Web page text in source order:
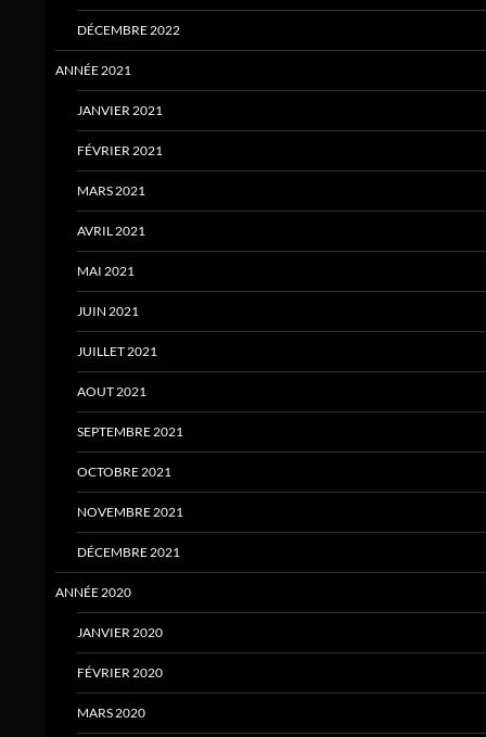
DÉCEMBRE 2022
ANNÉE 2021
JANVIER 2021
FÉVRIER 2021
MARS 2021
AVRIL 2021
MAI 2021
JUIN 2021
JUILLET 2021
AOUT 2021
SEPTEMBRE 2021
OCTOBRE 2021
NOVEMBRE 2021
DÉCEMBRE 2021
ANNÉE 2020
JANVIER 2020
FÉVRIER 2020
MARS 2020